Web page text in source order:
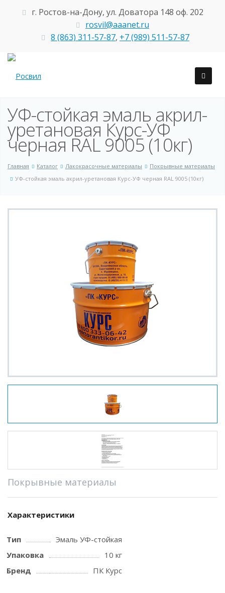
г. Ростов-на-Дону, ул. Доватора 148 оф. 202
rosvil@aaanet.ru
8 (863) 311-57-87, +7 (989) 511-57-87
УФ-стойкая эмаль акрил-
уретановая Курс-УФ
черная RAL 9005 (10кг)
Главная Каталог Лакокрасочные материалы
Покрывные материалы
УФ-стойкая эмаль акрил-уретановая Курс-УФ черная RAL 9005 (10кг)
Покрывные материалы
Характеристики
Тип
Эмаль УФ-стойкая
Упаковка
10 кг
Бренд
ПК Курс